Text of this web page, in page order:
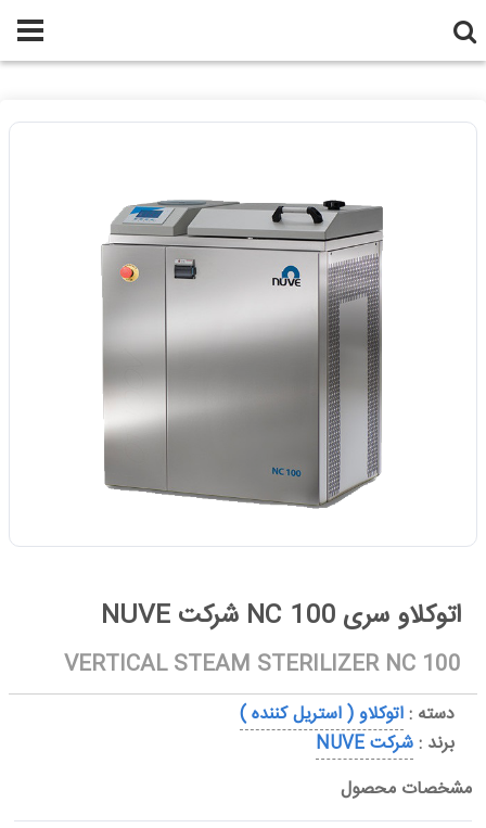
اتوکلاو سری NC 100 شرکت NUVE
VERTICAL STEAM STERILIZER NC 100
دسته :اتوکلاو ( استریل کننده )
برند :شرکت NUVE
مشخصات محصول